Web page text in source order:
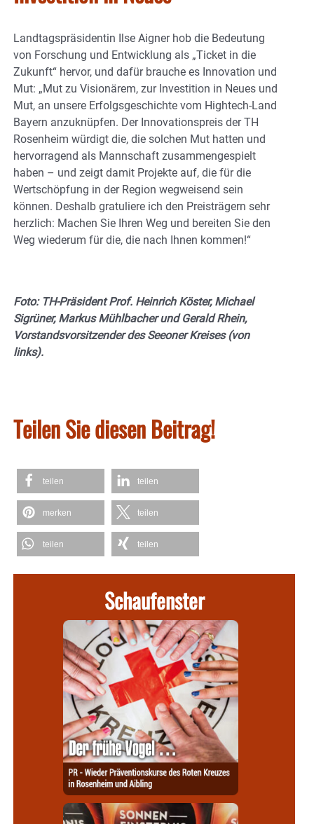
Landtagspräsidentin Ilse Aigner hob die Bedeutung
von Forschung und Entwicklung als „Ticket in die
Zukunft“ hervor, und dafür brauche es Innovation und
Mut: „Mut zu Visionärem, zur Investition in Neues und
Mut, an unsere Erfolgsgeschichte vom Hightech-Land
Bayern anzuknüpfen. Der Innovationspreis der TH
Rosenheim würdigt die, die solchen Mut hatten und
hervorragend als Mannschaft zusammengespielt
haben – und zeigt damit Projekte auf, die für die
Wertschöpfung in der Region wegweisend sein
können. Deshalb gratuliere ich den Preisträgern sehr
herzlich: Machen Sie Ihren Weg und bereiten Sie den
Weg wiederum für die, die nach Ihnen kommen!“
Foto: TH-Präsident Prof. Heinrich Köster, Michael
Sigrüner, Markus Mühlbacher und Gerald Rhein,
Vorstandsvorsitzender des Seeoner Kreises (von
links).
Teilen Sie diesen Beitrag!
teilen teilen
merken teilen
teilen teilen
Schaufenster